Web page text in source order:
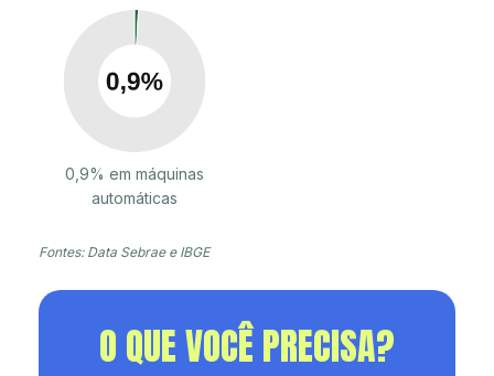
0,9% em máquinas
automáticas
Fontes: Data Sebrae e IBGE
O QUE VOCÊ PRECISA?